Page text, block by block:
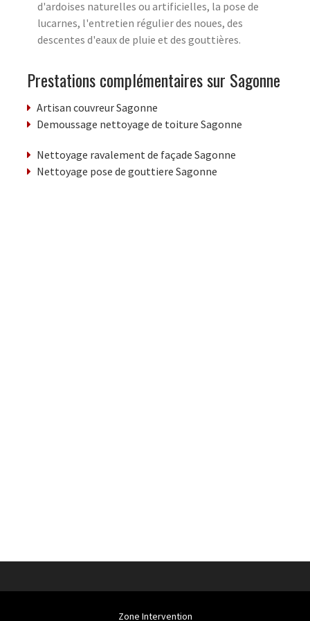
d'ardoises naturelles ou artificielles, la pose de
lucarnes, l'entretien régulier des noues, des
descentes d'eaux de pluie et des gouttières.
Prestations complémentaires sur Sagonne
Artisan couvreur Sagonne
Demoussage nettoyage de toiture Sagonne
Nettoyage ravalement de façade Sagonne
Nettoyage pose de gouttiere Sagonne
Zone Intervention